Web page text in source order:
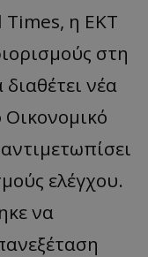
η ΕΚΤ
στη
νέα
ελέγχου.
να